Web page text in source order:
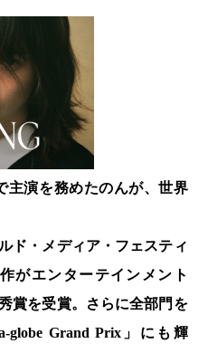
主演を務めたのんが、世界
ド・メディア・フェスティ
がエンターテインメント
賞を受賞。さらに全部門を
globe Grand Prix」にも輝